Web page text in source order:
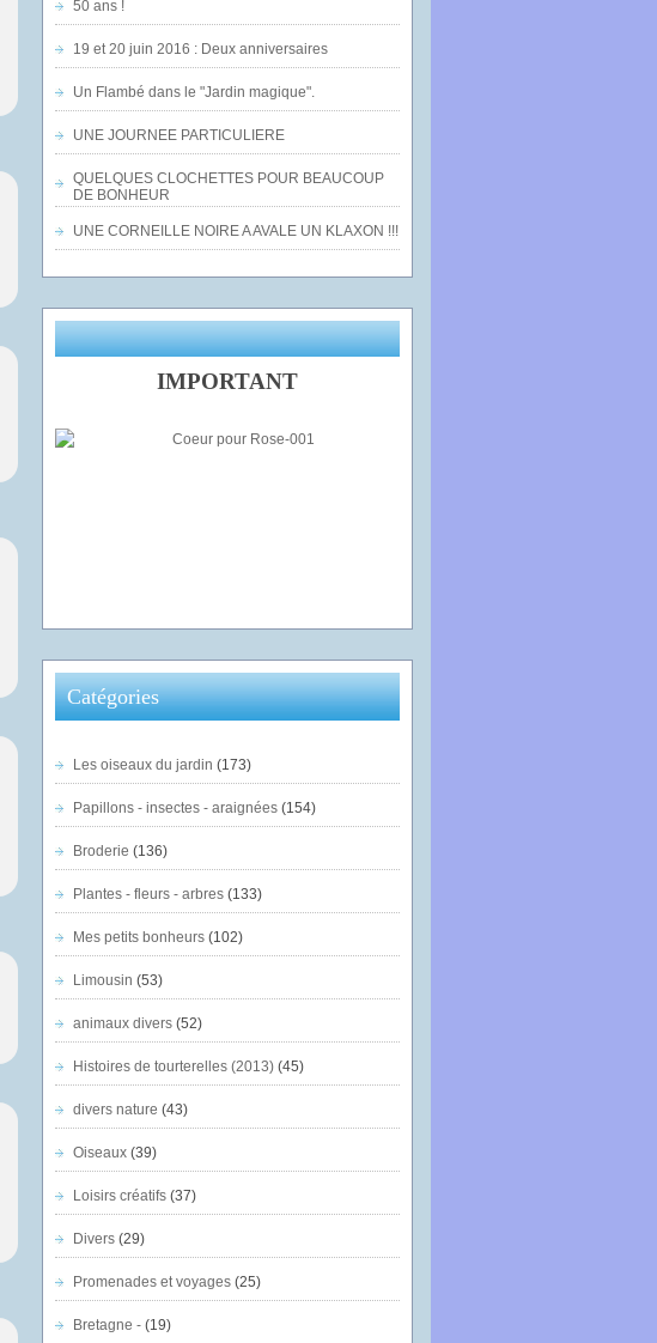
50 ans !
19 et 20 juin 2016 : Deux anniversaires
Un Flambé dans le "Jardin magique".
UNE JOURNEE PARTICULIERE
QUELQUES CLOCHETTES POUR BEAUCOUP
DE BONHEUR
UNE CORNEILLE NOIRE A AVALE UN KLAXON !!!
IMPORTANT
Catégories
Les oiseaux du jardin (173)
Papillons - insectes - araignées(154)
Broderie (136)
Plantes - fleurs - arbres(133)
Mes petits bonheurs(102)
Limousin (53)
animaux divers(52)
Histoires de tourterelles (2013)(45)
divers nature (43)
Oiseaux(39)
Loisirs créatifs(37)
Divers(29)
Promenades et voyages(25)
Bretagne -(19)